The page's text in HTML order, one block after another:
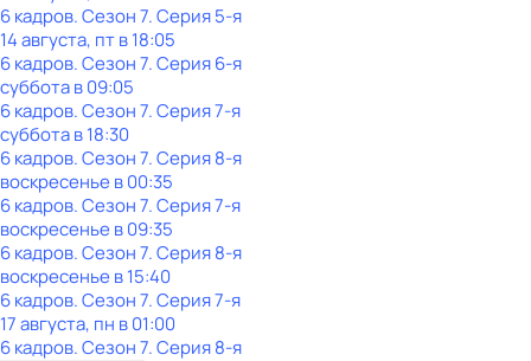
6 кадров. Сезон 7. Серия 5-я
14 августа, пт в 18:05
6 кадров. Сезон 7. Серия 6-я
субботав09:05
6 кадров. Сезон 7. Серия 7-я
субботав18:30
6 кадров. Сезон 7. Серия 8-я
воскресенье в00:35
6 кадров. Сезон 7. Серия 7-я
воскресенье в09:35
6 кадров. Сезон 7. Серия 8-я
воскресенье в15:40
6 кадров. Сезон 7. Серия 7-я
17 августа, пн в 01:00
6 кадров. Сезон 7. Серия 8-я